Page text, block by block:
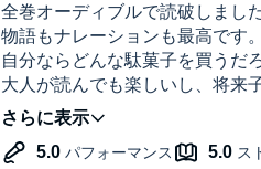
全巻オーディブルで読破しました
物語もナレーションも最高です。
自分ならどんな駄菓子を買うだ
大人が読んでも楽しいし、将来
たい本です。